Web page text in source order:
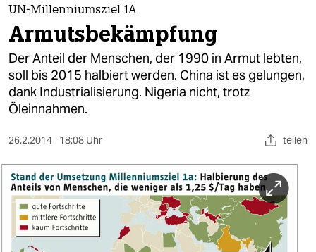
themen
politik
öko
gesellschaft
kultur
sport
berlin
nord
UN-Millenniumsziel 1A
Armutsbekämpfung
Der Anteil der Menschen, der 1990 in Armut lebten,
soll bis 2015 halbiert werden. China ist es gelungen,
dank Industrialisierung. Nigeria nicht, trotz
Öleinnahmen.
26.2.2014 18:08 Uhr teilen